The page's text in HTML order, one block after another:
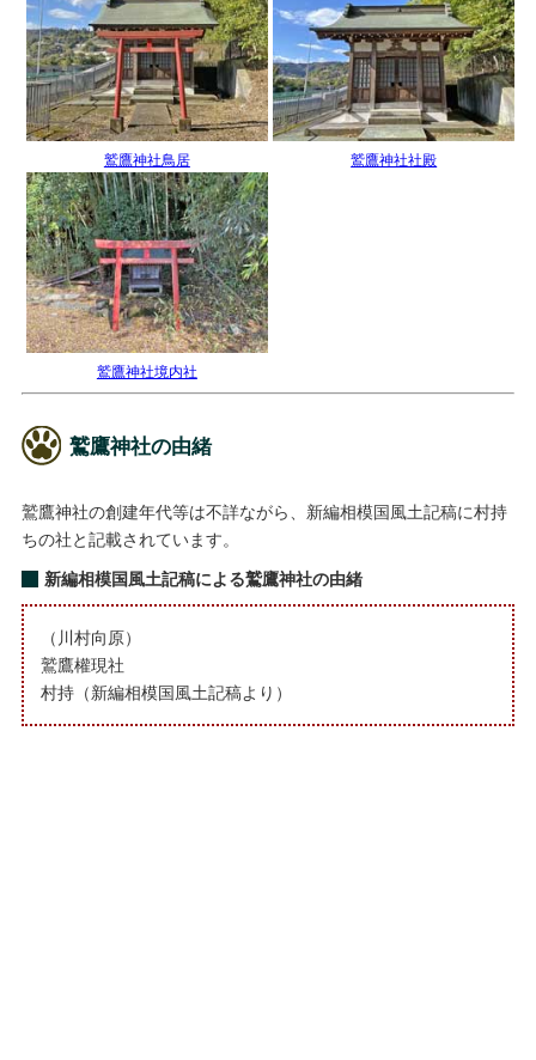
鷲鷹神社鳥居 鷲鷹神社社殿
鷲鷹神社境内社
鷲鷹神社の由緒
鷲鷹神社の創建年代等は不詳ながら、新編相模国風土記稿に村持
ちの社と記載されています。
新編相模国風土記稿による鷲鷹神社の由緒
（川村向原）
鷲鷹權現社
村持（新編相模国風土記稿より）